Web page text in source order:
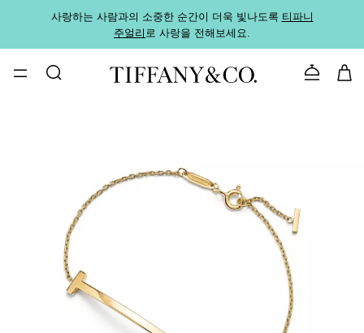
사랑하는 사람과의 소중한 순간이 더욱 빛나도록 티파니
주얼리로 사랑을 전해보세요.
문의하기